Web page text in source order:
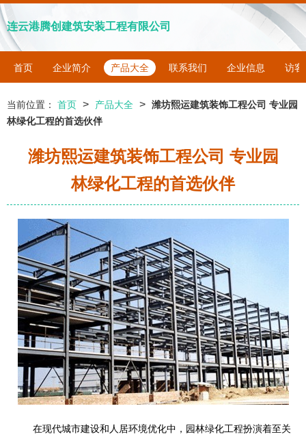
连云港腾创建筑安装工程有限公司
首页 企业简介 产品大全 联系我们 企业信息 访客
当前位置： 首页 > 产品大全 > 潍坊熙运建筑装饰工程公司 专业园
林绿化工程的首选伙伴
潍坊熙运建筑装饰工程公司 专业园
林绿化工程的首选伙伴
在现代城市建设和人居环境优化中，园林绿化工程扮演着至关